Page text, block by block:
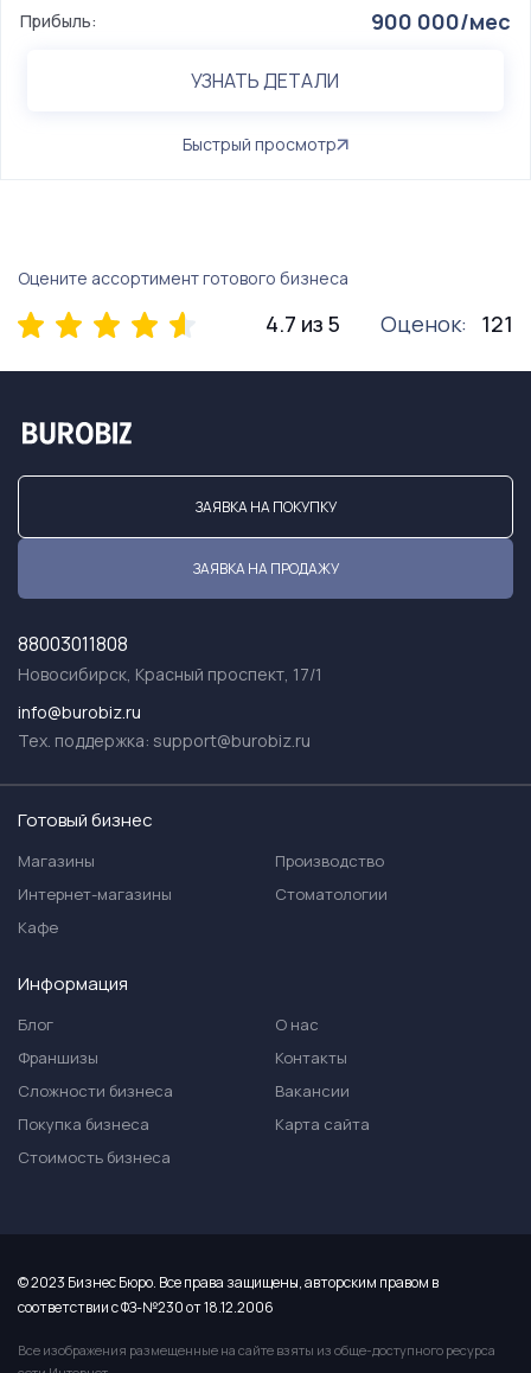
Прибыль: 900 000/мес
УЗНАТЬ ДЕТАЛИ
Быстрый просмотр
Оцените ассортимент готового бизнеса
4.7 из 5 Оценок: 121
ЗАЯВКА НА ПОКУПКУ
ЗАЯВКА НА ПРОДАЖУ
88003011808
Новосибирск, Красный проспект, 17/1
info@burobiz.ru
Тех. поддержка: support@burobiz.ru
Готовый бизнес
Магазины
Интернет-магазины
Кафе
Производство
Стоматологии
Информация
Блог
Франшизы
Сложности бизнеса
Покупка бизнеса
Стоимость бизнеса
О нас
Контакты
Вакансии
Карта сайта
© 2023 Бизнес Бюро. Все права защищены, авторским правом в
соответствии с ФЗ-№230 от 18.12.2006
Все изображения размещенные на сайте взяты из обще-доступного ресурса